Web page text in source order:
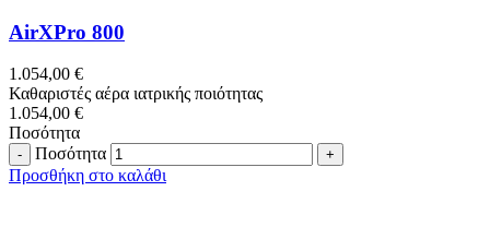
AirXPro 800
1.054,00 €
Καθαριστές αέρα ιατρικής ποιότητας
1.054,00 €
Ποσότητα
Ποσότητα
Προσθήκη στο καλάθι